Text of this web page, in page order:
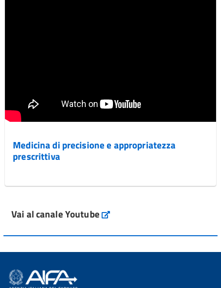
Medicina di precisione e appropriatezza
prescrittiva
Vai al canale Youtube